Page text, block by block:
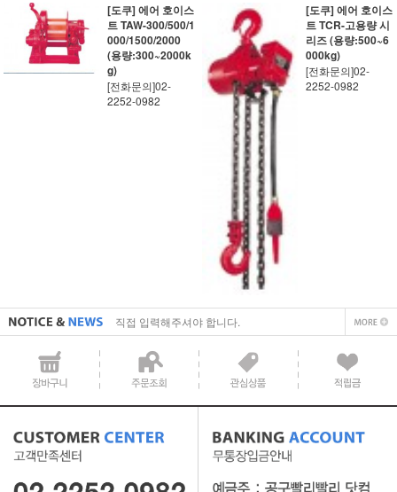
[도쿠] 에어 호이스
트 TAW-300/500/1
000/1500/2000
(용량:300~2000k
g)
[전화문의]02-
2252-0982
[도쿠] 에어 호이스
트 TCR-고용량 시
리즈 (용량:500~6
000kg)
[전화문의]02-
2252-0982
직접 입력해주셔야 합니다.
직접 입력해주셔야 합니다.
공지사항 텍스트1